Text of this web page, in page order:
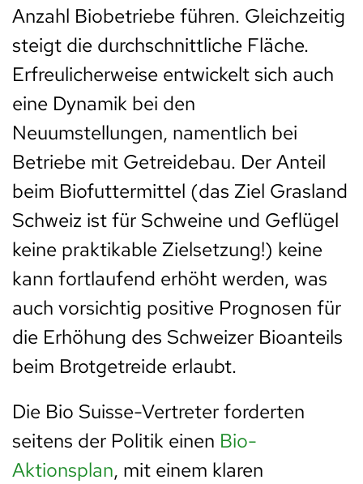
Anzahl Biobetriebe führen. Gleichzeitig
steigt die durchschnittliche Fläche.
Erfreulicherweise entwickelt sich auch
eine Dynamik bei den
Neuumstellungen, namentlich bei
Betriebe mit Getreidebau. Der Anteil
beim Biofuttermittel (das Ziel Grasland
Schweiz ist für Schweine und Geflügel
keine praktikable Zielsetzung!) keine
kann fortlaufend erhöht werden, was
auch vorsichtig positive Prognosen für
die Erhöhung des Schweizer Bioanteils
beim Brotgetreide erlaubt.
Die Bio Suisse-Vertreter forderten
seitens der Politik einen Bio-
Aktionsplan, mit einem klaren